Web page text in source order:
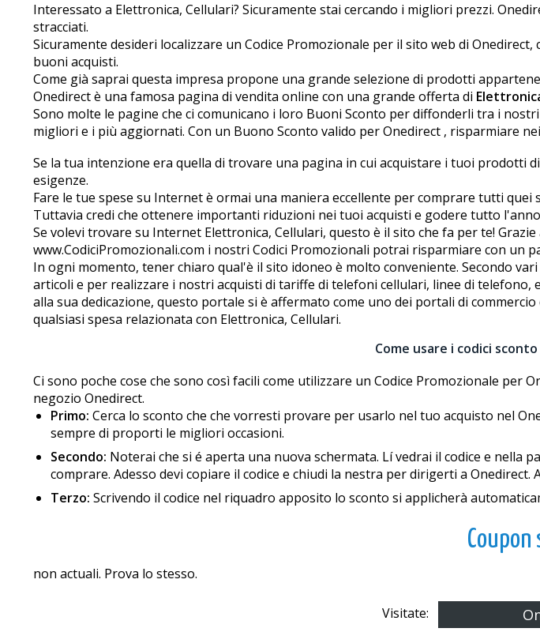
Interessato a Elettronica, Cellulari? Sicuramente stai cercando i migliori prezzi.
stracciati.
Sicuramente desideri localizzare un Codice Promozionale per il sito web di
buoni acquisti.
Come già saprai questa impresa propone una grande selezione di prodotti
Onedirect è una famosa pagina di vendita online con una grande offerta di
Sono molte le pagine che ci comunicano i loro Buoni Sconto per diffonderli tra i
migliori e i più aggiornati. Con un Buono Sconto valido per Onedirect , risparmiare
Se la tua intenzione era quella di trovare una pagina in cui acquistare i tuoi prodotti
esigenze.
Fare le tue spese su Internet è ormai una maniera eccellente per comprare tutti quei
Tuttavia credi che ottenere importanti riduzioni nei tuoi acquisti e godere tutto
Se volevi trovare su Internet Elettronica, Cellulari, questo è il sito che fa per te!
www.CodiciPromozionali.com i nostri Codici Promozionali potrai risparmiare con un
In ogni momento, tener chiaro qual'è il sito idoneo è molto conveniente. Secondo
articoli e per realizzare i nostri acquisti di tariffe di telefoni cellulari, linee di telefono,
alla sua dedicazione, questo portale si è affermato come uno dei portali di
qualsiasi spesa relazionata con Elettronica, Cellulari.
Come usare i codici
Ci sono poche cose che sono così facili come utilizzare un Codice Promozionale per
negozio Onedirect.
Primo: Cerca lo sconto che che vorresti provare per usarlo nel tuo acquisto nel
sempre di proporti le migliori occasioni.
Secondo: Noterai che si é aperta una nuova schermata. Lí vedrai il codice e nella
comprare. Adesso devi copiare il codice e chiudi la finestra per dirigerti a
Terzo: Scrivendo il codice nel riquadro apposito lo sconto si applicherà
Coupon
non actuali. Prova lo stesso.
Visitate: